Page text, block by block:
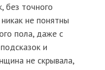
без точного
не понятны
пола, даже с
и
не скрывала,